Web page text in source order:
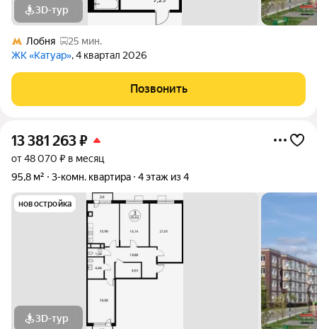
3D-тур
Лобня
25 мин.
ЖК «Катуар», 4 квартал 2026
Позвонить
13 381 263₽
от 48 070 ₽ в месяц
95,8 м²
3-комн. квартира 4 этаж из 4
новостройка
3D-тур